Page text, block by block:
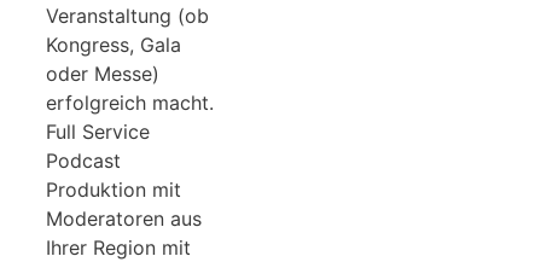
Veranstaltung (ob
Kongress, Gala
oder Messe)
erfolgreich macht.
Full Service
Podcast
Produktion mit
Moderatoren aus
Ihrer Region mit